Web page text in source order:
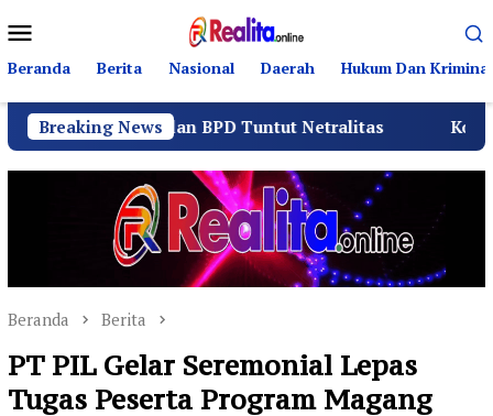
ke
kontenMobile
Beranda Berita Nasional Daerah Hukum Dan Kriminal
Breaking News
dan BPD Tuntut Netralitas Komando
Beranda Berita
PT PIL Gelar Seremonial Lepas
Tugas Peserta Program Magang